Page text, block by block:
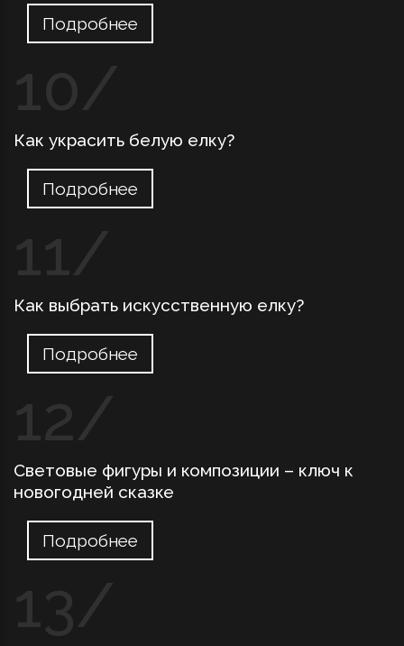
Подробнее
Как украсить белую елку?
Подробнее
Как выбрать искусственную елку?
Подробнее
Световые фигуры и композиции – ключ к
новогодней сказке
Подробнее